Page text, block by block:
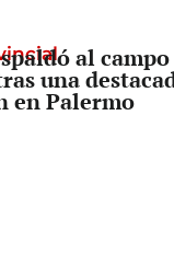
al campo
una
en Palermo